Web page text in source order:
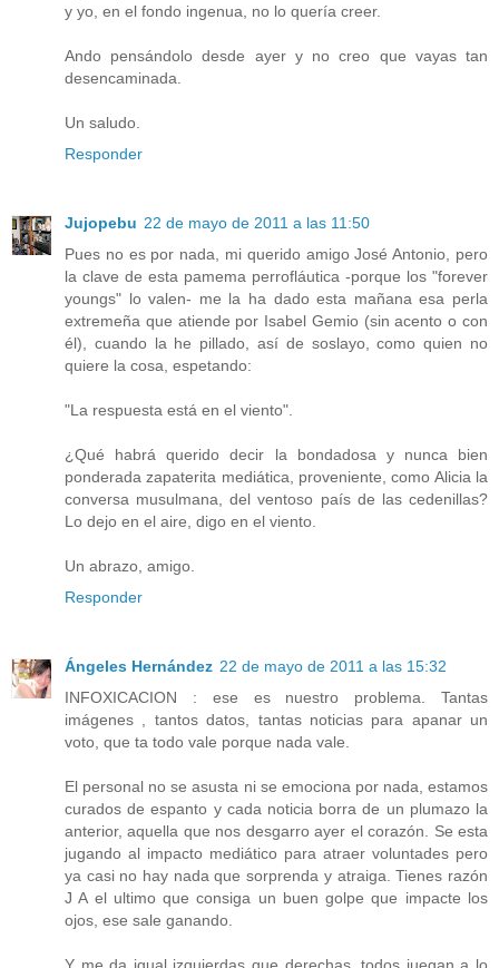
y yo, en el fondo ingenua, no lo quería creer.
Ando pensándolo desde ayer y no creo que vayas tan
desencaminada.
Un saludo.
Responder
Jujopebu 22 de mayo de 2011 a las 11:50
Pues no es por nada, mi querido amigo José Antonio, pero
la clave de esta pamema perrofláutica -porque los "forever
youngs" lo valen- me la ha dado esta mañana esa perla
extremeña que atiende por Isabel Gemio (sin acento o con
él), cuando la he pillado, así de soslayo, como quien no
quiere la cosa, espetando:
"La respuesta está en el viento".
¿Qué habrá querido decir la bondadosa y nunca bien
ponderada zapaterita mediática, proveniente, como Alicia la
conversa musulmana, del ventoso país de las cedenillas?
Lo dejo en el aire, digo en el viento.
Un abrazo, amigo.
Responder
Ángeles Hernández 22 de mayo de 2011 a las 15:32
INFOXICACION : ese es nuestro problema. Tantas
imágenes , tantos datos, tantas noticias para apanar un
voto, que ta todo vale porque nada vale.
El personal no se asusta ni se emociona por nada, estamos
curados de espanto y cada noticia borra de un plumazo la
anterior, aquella que nos desgarro ayer el corazón. Se esta
jugando al impacto mediático para atraer voluntades pero
ya casi no hay nada que sorprenda y atraiga. Tienes razón
J A el ultimo que consiga un buen golpe que impacte los
ojos, ese sale ganando.